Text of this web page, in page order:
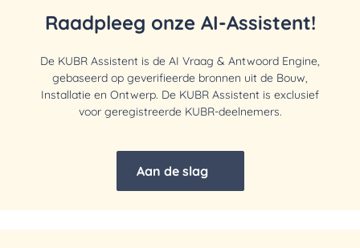
Raadpleeg onze AI-Assistent!
De KUBR Assistent is de AI Vraag & Antwoord Engine,
gebaseerd op geverifieerde bronnen uit de Bouw,
Installatie en Ontwerp. De KUBR Assistent is exclusief
voor geregistreerde KUBR-deelnemers.
Aan de slag